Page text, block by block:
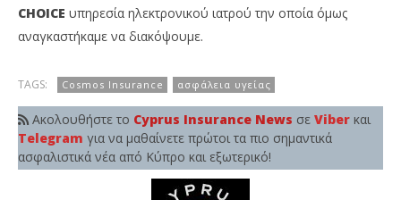
CHOICE υπηρεσία ηλεκτρονικού ιατρού την οποία όμως
αναγκαστήκαμε να διακόψουμε.
TAGS: Cosmos Insurance ασφάλεια υγείας
Ακολουθήστε το Cyprus Insurance News σε Viber και
Telegram για να μαθαίνετε πρώτοι τα πιο σημαντικά
ασφαλιστικά νέα από Κύπρο και εξωτερικό!